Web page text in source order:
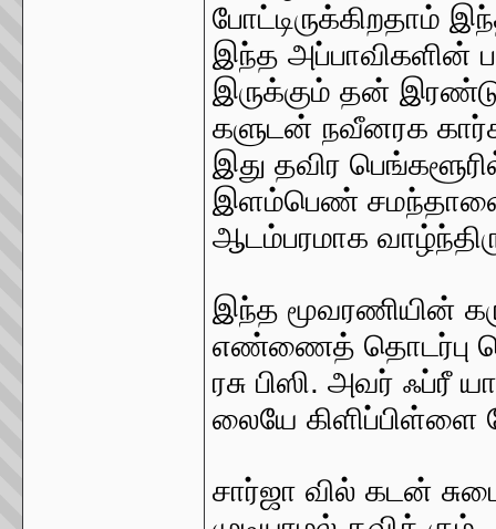
போட்டிருக்கிறதாம்
இந்த அப்பாவிகளின்
இருக்கும் தன்
களுடன் நவீனரக
இது தவிர
இளம்பெண்
ஆடம்பரமாக
இந்த மூவரணியின்
எண்ணைத் தொடர்பு
ரசு பிஸி. அவர் ஃப்ரீ
லையே
சார்ஜா வில் கடன்